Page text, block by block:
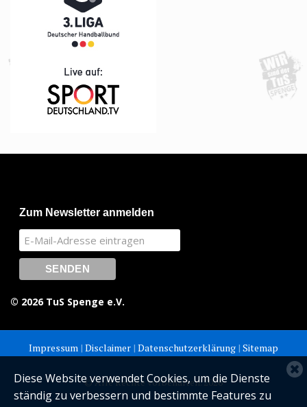
Diese Website verwendet Cookies, um die Dienste
ständig zu verbessern und bestimmte Features zu
Zum Newsletter anmelden
© 2026 TuS Spenge e.V.
Impressum | Disclaimer | Datenschutzerklärung | Sitemap
© Alle Rechte vorbehalten. 2026